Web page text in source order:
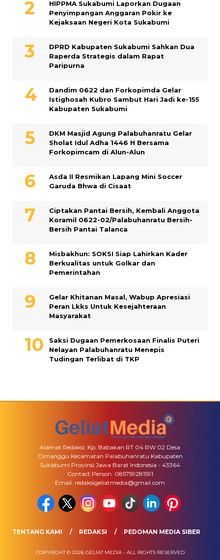
HIPPMA Sukabumi Laporkan Dugaan
Penyimpangan Anggaran Pokir ke
Kejaksaan Negeri Kota Sukabumi
DPRD Kabupaten Sukabumi Sahkan Dua
Raperda Strategis dalam Rapat
Paripurna
Dandim 0622 dan Forkopimda Gelar
Istighosah Kubro Sambut Hari Jadi ke-155
Kabupaten Sukabumi
DKM Masjid Agung Palabuhanratu Gelar
Sholat Idul Adha 1446 H Bersama
Forkopimcam di Alun-Alun
Asda II Resmikan Lapang Mini Soccer
Garuda Bhwa di Cisaat
Ciptakan Pantai Bersih, Kembali Anggota
Koramil 0622-02/Palabuhanratu Bersih-
Bersih Pantai Talanca
Misbakhun: SOKSI Siap Lahirkan Kader
Berkualitas untuk Golkar dan
Pemerintahan
Gelar Khitanan Masal, Wabup Apresiasi
Peran Lkks Untuk Kesejahteraan
Masyarakat
Saksi Dugaan Pemerkosaan Finalis Puteri
Nelayan Palabuhanratu Menepis
Tudingan Terlibat di TKP
Alamat Redaksi: Kp. Babakan RT 04 RW 02 Desa
Cimanggu Kecamatan Palabuhanratu Kabupaten
Sukabumi Provinsi Jawa Barat Indonesia - 43364
Contact Person: 085759281591
Email: redaksigeliatmedia@gmail.com
TENTANG KAMI REDAKSI PEDOMAN MEDIA SIBER
COPYRIGHT © 2026 GELIAT MEDIA - ALL RIGHTS RESERVED